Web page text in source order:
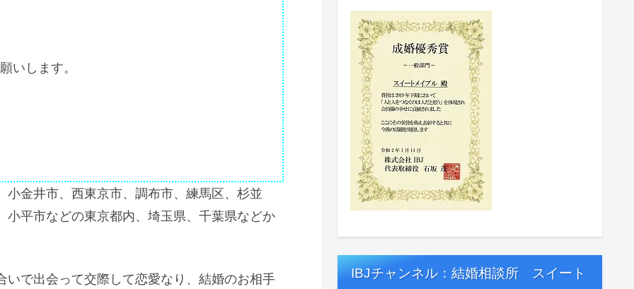
いします。
金井市、西東京市、調布市、練馬区、杉並
平市などの東京都内、埼玉県、千葉県などか
で出会って交際して恋愛なり、結婚のお相手
IBJチャンネル：結婚相談所 スイート